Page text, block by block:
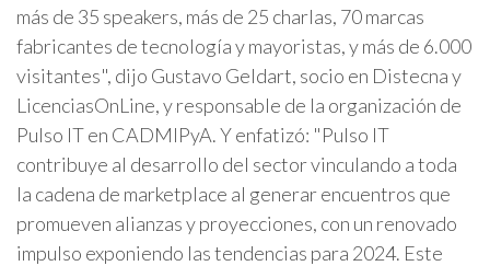
más de 35 speakers, más de 25 charlas, 70 marcas
fabricantes de tecnología y mayoristas, y más de 6.000
visitantes", dijo Gustavo Geldart, socio en Distecna y
LicenciasOnLine, y responsable de la organización de
Pulso IT en CADMIPyA. Y enfatizó: "Pulso IT
contribuye al desarrollo del sector vinculando a toda
la cadena de marketplace al generar encuentros que
promueven alianzas y proyecciones, con un renovado
impulso exponiendo las tendencias para 2024. Este